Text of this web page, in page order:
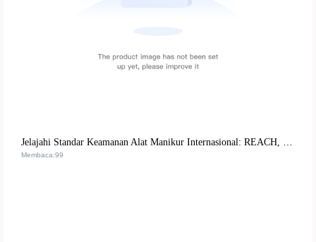
Jelajahi Standar Keamanan Alat Manikur Internasional: REACH, FDA, CE Kendali Ketat Mutu Produk
Membaca:99